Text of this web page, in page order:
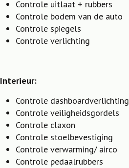
Controle uitlaat + rubbers
Controle bodem van de auto
Controle spiegels
Controle verlichting
Interieur:
Controle dashboardverlichting
Controle veiligheidsgordels
Controle claxon
Controle stoelbevestiging
Controle verwarming/ airco
Controle pedaalrubbers